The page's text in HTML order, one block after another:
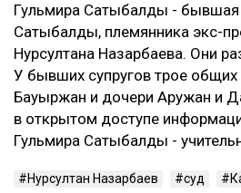
Гульмира Сатыбалды - бывшая
Сатыбалды, племянника экс-
Нурсултана Назарбаева. Они
У бывших супругов трое общих
Бауыржан и дочери Аружан и
в открытом доступе
Гульмира Сатыбалды -
Нурсултан Назарбаев суд